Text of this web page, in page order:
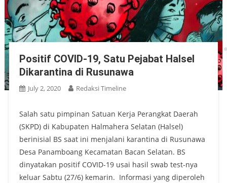
Positif COVID-19, Satu Pejabat Halsel
Dikarantina di Rusunawa
July 2, 2020 Redaksi Timeline
Salah satu pimpinan Satuan Kerja Perangkat Daerah
(SKPD) di Kabupaten Halmahera Selatan (Halsel)
berinisial BS saat ini menjalani karantina di Rusunawa
Desa Panamboang Kecamatan Bacan Selatan. BS
dinyatakan positif COVID-19 usai hasil swab test-nya
keluar Sabtu (27/6) kemarin. Informasi yang diperoleh